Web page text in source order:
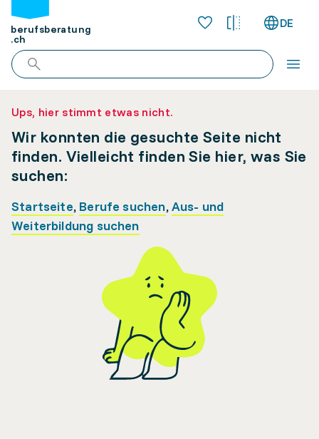
berufsberatung
.ch
DE
Ups, hier stimmt etwas nicht.
Wir konnten die gesuchte Seite nicht
finden. Vielleicht finden Sie hier, was Sie
suchen:
Startseite, Berufe suchen,Aus- und
Weiterbildung suchen